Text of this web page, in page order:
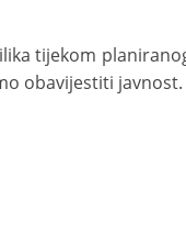
tijekom
obavijestiti javnost.